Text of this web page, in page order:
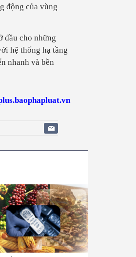
động của vùng
đầu cho những
hệ thống hạ tầng
nhanh và bền